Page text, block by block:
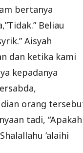
bertanya
Beliau
Aisyah
dan ketika kami
kepadanya
orang
tadi, “Apakah
‘alaihi